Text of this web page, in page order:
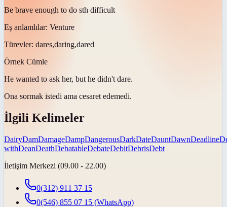
Be brave enough to do sth difficult
Eş anlamlılar: Venture
Türevler: dares,daring,dared
Örnek Cümle
He wanted to ask her, but he didn't dare.
Ona sormak istedi ama cesaret edemedi.
İlgili Kelimeler
DairyDamDamageDampDangerousDarkDateDauntDawnDeadline
withDeanDeathDebatableDebateDebitDebrisDebt
İletişim Merkezi (09.00 - 22.00)
0(312) 911 37 15
0(546) 855 07 15 (WhatsApp)